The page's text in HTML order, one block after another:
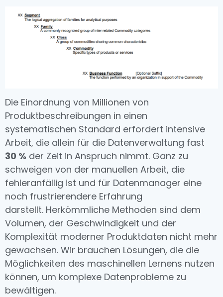
Die Einordnung von Millionen von
Produktbeschreibungen in einen
systematischen Standard erfordert intensive
Arbeit, die allein für die Datenverwaltung fast
30 % der Zeit in Anspruch nimmt. Ganz zu
schweigen von der manuellen Arbeit, die
fehleranfällig ist und für Datenmanager eine
noch frustrierendere Erfahrung
darstellt. Herkömmliche Methoden sind dem
Volumen, der Geschwindigkeit und der
Komplexität moderner Produktdaten nicht mehr
gewachsen. Wir brauchen Lösungen, die die
Möglichkeiten des maschinellen Lernens nutzen
können, um komplexe Datenprobleme zu
bewältigen.